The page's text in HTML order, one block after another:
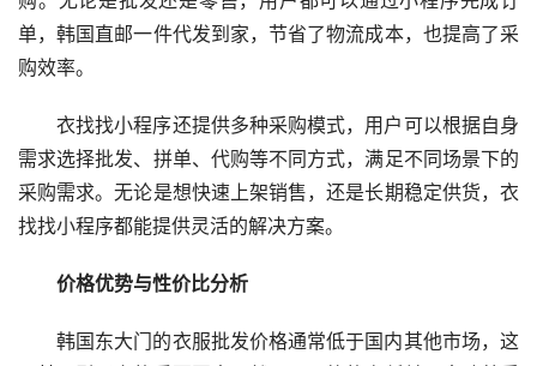
单，韩国直邮一件代发到家，节省了物流成本，也提高了采
购效率。
衣找找小程序还提供多种采购模式，用户可以根据自身
需求选择批发、拼单、代购等不同方式，满足不同场景下的
采购需求。无论是想快速上架销售，还是长期稳定供货，衣
找找小程序都能提供灵活的解决方案。
价格优势与性价比分析
韩国东大门的衣服批发价格通常低于国内其他市场，这